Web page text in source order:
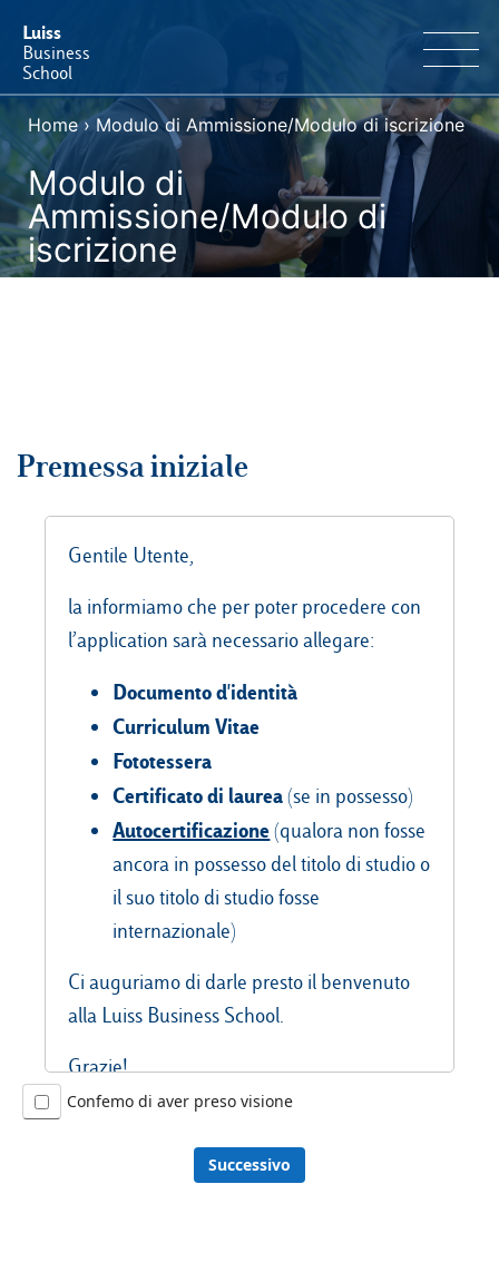
Luiss
Business
School
IT EN
Offerta Formativa
Perché Luiss Business School
Faculty & Ricerca
Campus & Hub:
Roma
Milano
Belluno
Amsterdam
Home › Modulo di Ammissione/Modulo di iscrizione
Modulo di
Ammissione/Modulo di
iscrizione
Premessa iniziale
Gentile Utente,
la informiamo che per poter procedere con
l’application sarà necessario allegare:
Documento d'identità
Curriculum Vitae
Fototessera
Certificato di laurea(se in possesso)
Autocertificazione(qualora non fosse
ancora in possesso del titolo di studio o
il suo titolo di studio fosse
internazionale)
Ci auguriamo di darle presto il benvenuto
alla Luiss Business School.
Grazie!
Confemo di aver preso visione
Successivo